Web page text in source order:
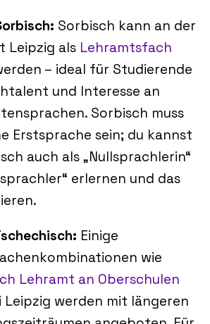
Sorbisch kann an der
Leipzig als Lehramtsfach
– ideal für Studierende
und Interesse an
Sorbisch muss
Erstsprache sein; du kannst
auch als „Nullsprachlerin“
erlernen und das
Einige
wie
Lehramt an Oberschulen
Leipzig werden mit längeren